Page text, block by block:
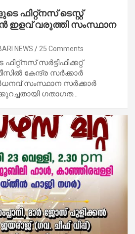
ഫിറ്റ്നസ് ടെസ്റ്റ്
ഇളവ് വരുത്തി സംസ്ഥാന
NEWS 25 Comments
സർട്ടിഫിക്കറ്റ്
കേന്ദ്ര സർക്കാർ
സംസ്ഥാന സർക്കാർ
ഗതാഗത…